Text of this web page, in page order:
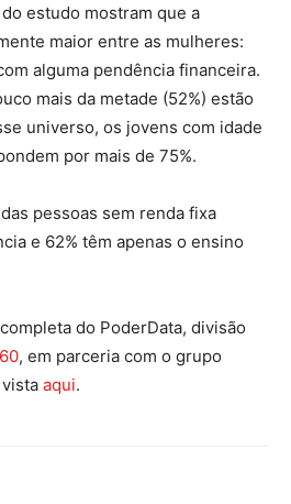
estudo mostram que a
maior entre as mulheres:
alguma pendência financeira.
mais da metade (52%) estão
universo, os jovens com idade
por mais de 75%.
pessoas sem renda fixa
e 62% têm apenas o ensino
do PoderData, divisão
, em parceria com o grupo
aqui.